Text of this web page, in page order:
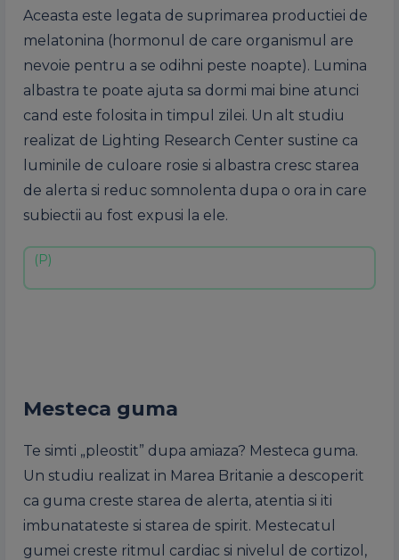
Aceasta este legata de suprimarea productiei de
melatonina (hormonul de care organismul are
nevoie pentru a se odihni peste noapte). Lumina
albastra te poate ajuta sa dormi mai bine atunci
cand este folosita in timpul zilei. Un alt studiu
realizat de Lighting Research Center sustine ca
luminile de culoare rosie si albastra cresc starea
de alerta si reduc somnolenta dupa o ora in care
subiectii au fost expusi la ele.
Mesteca guma
Te simti „pleostit” dupa amiaza? Mesteca guma.
Un studiu realizat in Marea Britanie a descoperit
ca guma creste starea de alerta, atentia si iti
imbunatateste si starea de spirit. Mestecatul
gumei creste ritmul cardiac si nivelul de cortizol,